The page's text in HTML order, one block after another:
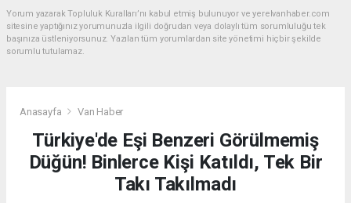
Yorum yazarak Topluluk Kuralları’nı kabul etmiş bulunuyor ve yerelvanhaber.com
sitesine yaptığınız yorumunuzla ilgili doğrudan veya dolaylı tüm sorumluluğu tek
başınıza üstleniyorsunuz. Yazılan tüm yorumlardan site yönetimi hiçbir şekilde
sorumlu tutulamaz.
Anasayfa Van Haber
Türkiye'de Eşi Benzeri Görülmemiş
Düğün! Binlerce Kişi Katıldı, Tek Bir
Takı Takılmadı